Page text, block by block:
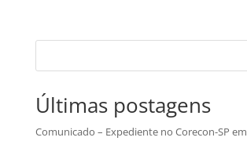
Últimas postagens
Comunicado – Expediente no Corecon-SP